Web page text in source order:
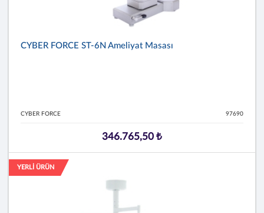
CYBER FORCE ST-6N Ameliyat Masası
CYBER FORCE 97690
346.765,50 ₺
YERLİ ÜRÜN